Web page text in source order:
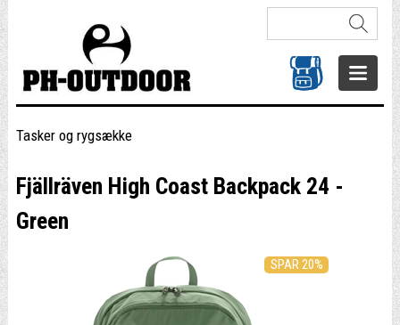
Tasker og rygsække
Fjällräven High Coast Backpack 24 -
Green
SPAR 20%